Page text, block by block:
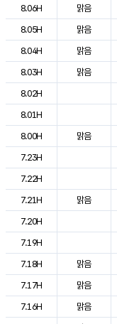
8.06H
맑음
8.05H
맑음
8.04H
맑음
8.03H
맑음
8.02H
8.01H
8.00H
맑음
7.23H
7.22H
7.21H
맑음
7.20H
7.19H
7.18H
맑음
7.17H
맑음
7.16H
맑음